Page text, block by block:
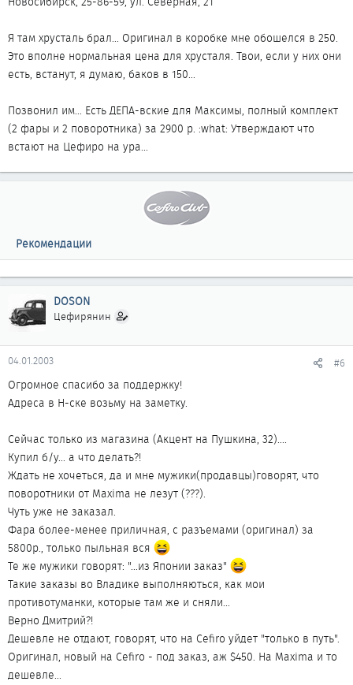
Я там хрусталь брал... Оригинал в коробке мне обошелся в 250.
Это вполне нормальная цена для хрусталя. Твои, если у них они
есть, встанут, я думаю, баков в 150...
Позвонил им... Есть ДЕПА-вские для Максимы, полный комплект
(2 фары и 2 поворотника) за 2900 р. :what: Утверждают что
встают на Цефиро на ура...
Рекомендации
DOSON
Цефирянин
04.01.2003 #6
Огромное спасибо за поддержку!
Адреса в Н-ске возьму на заметку.
Сейчас только из магазина (Акцент на Пушкина, 32)....
Купил б/у... а что делать?!
Ждать не хочеться, да и мне мужики(продавцы)говорят, что
поворотники от Maxima не лезут (???).
Чуть уже не заказал.
Фара более-менее приличная, с разъемами (оригинал) за
5800р., только пыльная вся
Те же мужики говорят: "...из Японии заказ"
Такие заказы во Владике выполняються, как мои
противотуманки, которые там же и сняли...
Верно Дмитрий?!
Дешевле не отдают, говорят, что на Cefiro уйдет "только в путь".
Оригинал, новый на Cefiro - под заказ, аж $450. На Maxima и то
дешевле...